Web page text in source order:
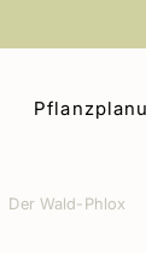
Der Wald-Phlox